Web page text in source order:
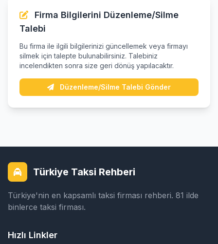
Firma Bilgilerini Düzenleme/Silme
Talebi
Bu firma ile ilgili bilgilerinizi güncellemek veya firmayı
silmek için talepte bulunabilirsiniz. Talebiniz
incelendikten sonra size geri dönüş yapılacaktır.
Düzenleme/Silme Talebi Gönder
Türkiye Taksi Rehberi
Türkiye'nin en kapsamlı taksi firması rehberi. 81 ilde
binlerce taksi firması.
Hızlı Linkler